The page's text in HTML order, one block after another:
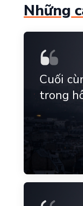
Những
Cuối
trong